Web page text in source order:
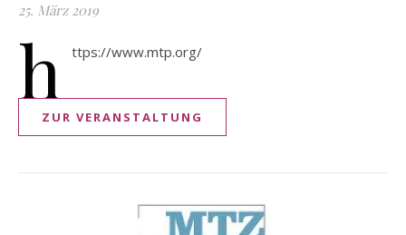
25. März 2019
h ttps://www.mtp.org/
ZUR VERANSTALTUNG